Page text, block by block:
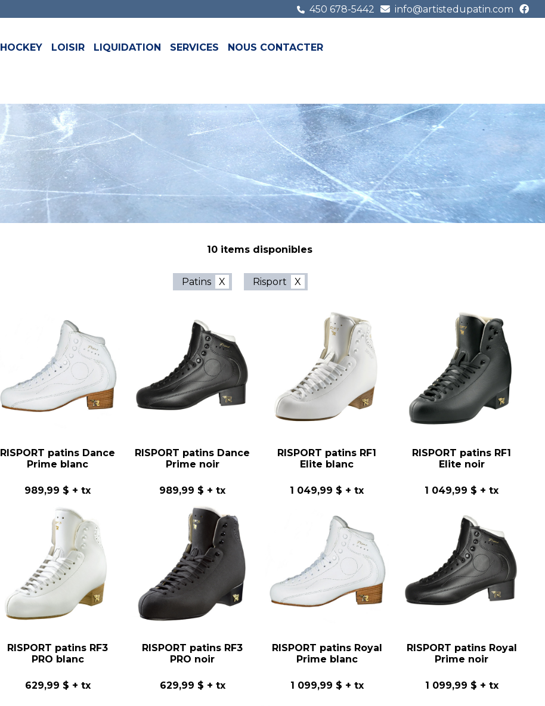
450 678-5442 info@artistedupatin.com
HOCKEY LOISIR LIQUIDATION SERVICES NOUS CONTACTER
10 items disponibles
Patins Risport
RISPORT patins Dance
Prime blanc
989,99 $ + tx
RISPORT patins Dance
Prime noir
989,99 $ + tx
RISPORT patins RF1
Elite blanc
1 049,99 $ + tx
RISPORT patins RF1
Elite noir
1 049,99 $ + tx
RISPORT patins RF3
PRO blanc
629,99 $ + tx
RISPORT patins RF3
PRO noir
629,99 $ + tx
RISPORT patins Royal
Prime blanc
1 099,99 $ + tx
RISPORT patins Royal
Prime noir
1 099,99 $ + tx